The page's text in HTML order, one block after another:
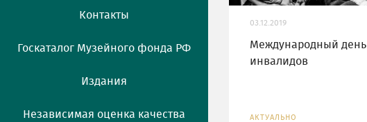
Контакты
Госкаталог Музейного фонда РФ
Издания
Независимая оценка качества
03.12.2019
Международный день
инвалидов
АКТУАЛЬНО